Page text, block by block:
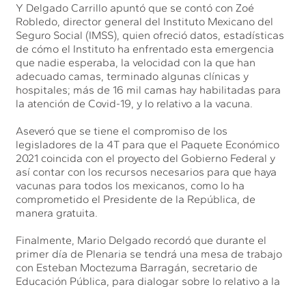
Y Delgado Carrillo apuntó que se contó con Zoé
Robledo, director general del Instituto Mexicano del
Seguro Social (IMSS), quien ofreció datos, estadísticas
de cómo el Instituto ha enfrentado esta emergencia
que nadie esperaba, la velocidad con la que han
adecuado camas, terminado algunas clínicas y
hospitales; más de 16 mil camas hay habilitadas para
la atención de Covid-19, y lo relativo a la vacuna.
Aseveró que se tiene el compromiso de los
legisladores de la 4T para que el Paquete Económico
2021 coincida con el proyecto del Gobierno Federal y
así contar con los recursos necesarios para que haya
vacunas para todos los mexicanos, como lo ha
comprometido el Presidente de la República, de
manera gratuita.
Finalmente, Mario Delgado recordó que durante el
primer día de Plenaria se tendrá una mesa de trabajo
con Esteban Moctezuma Barragán, secretario de
Educación Pública, para dialogar sobre lo relativo a la